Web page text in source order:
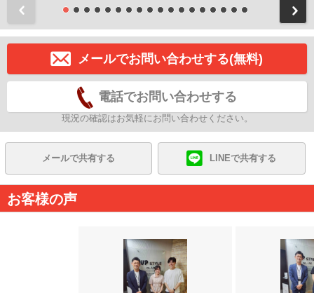
メールでお問い合わせする(無料)
電話でお問い合わせする
現況の確認はお気軽にお問い合わせください。
メールで共有する LINEで共有する
お客様の声